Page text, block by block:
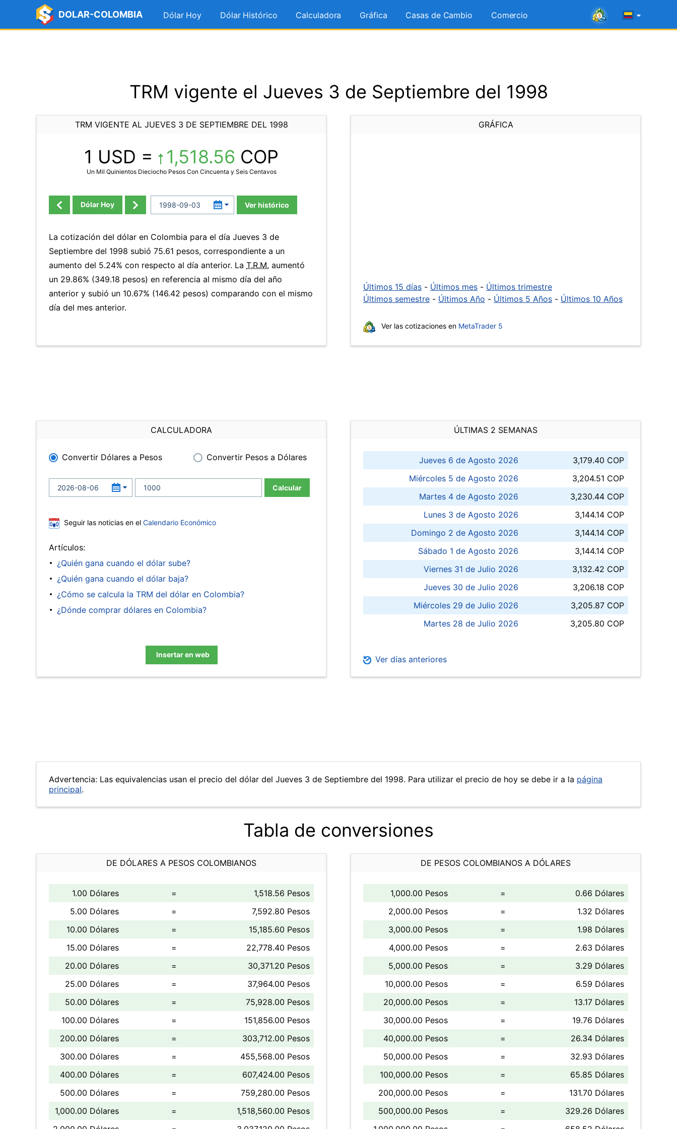
DOLAR-COLOMBIA Dólar Hoy Dólar Histórico Calculadora Gráfica Casas de Cambio Comercio
TRM vigente el Jueves 3 de Septiembre del 1998
TRM VIGENTE AL JUEVES 3 DE SEPTIEMBRE DEL 1998
1 USD = 1,518.56 COP
Un Mil Quinientos Dieciocho Pesos Con Cincuenta y Seis Centavos
Dólar Hoy Ver histórico
La cotización del dólar en Colombia para el día Jueves 3 de
Septiembre del 1998 subió 75.61 pesos, correspondiente a un
aumento del 5.24% con respecto al día anterior. La T.R.M. aumentó
un 29.86% (349.18 pesos) en referencia al mismo día del año
anterior y subió un 10.67% (146.42 pesos) comparando con el mismo
día del mes anterior.
GRÁFICA
Últimos 15 días - Últimos mes - Últimos trimestre
Últimos semestre - Últimos Año - Últimos 5 Años - Últimos 10 Años
Ver las cotizaciones en MetaTrader 5
CALCULADORA
Convertir Dólares a Pesos Convertir Pesos a Dólares
Calcular
Seguir las noticias en el Calendario Económico
Artículos:
¿Quién gana cuando el dólar sube?
¿Quién gana cuando el dólar baja?
¿Cómo se calcula la TRM del dólar en Colombia?
¿Dónde comprar dólares en Colombia?
Insertar en web
ÚLTIMAS 2 SEMANAS
Jueves 6 de Agosto 2026
3,179.40 COP
Miércoles 5 de Agosto 2026
3,204.51 COP
Martes 4 de Agosto 2026
3,230.44 COP
Lunes 3 de Agosto 2026
3,144.14 COP
Domingo 2 de Agosto 2026
3,144.14 COP
Sábado 1 de Agosto 2026
3,144.14 COP
Viernes 31 de Julio 2026
3,132.42 COP
Jueves 30 de Julio 2026
3,206.18 COP
Miércoles 29 de Julio 2026
3,205.87 COP
Martes 28 de Julio 2026
3,205.80 COP
Ver días anteriores
Advertencia: Las equivalencias usan el precio del dólar del Jueves 3 de Septiembre del 1998. Para utilizar el precio de hoy se debe ir a la página
principal.
Tabla de conversiones
DE DÓLARES A PESOS COLOMBIANOS
1.00 Dólares =
1,518.56 Pesos
5.00 Dólares
=
7,592.80 Pesos
10.00 Dólares
=
15,185.60 Pesos
15.00 Dólares
=
22,778.40 Pesos
20.00 Dólares
=
30,371.20 Pesos
25.00 Dólares
=
37,964.00 Pesos
50.00 Dólares
=
75,928.00 Pesos
100.00 Dólares
=
151,856.00 Pesos
200.00 Dólares
=
303,712.00 Pesos
300.00 Dólares
=
455,568.00 Pesos
400.00 Dólares
=
607,424.00 Pesos
500.00 Dólares
=
759,280.00 Pesos
1,000.00 Dólares
=
1,518,560.00 Pesos
DE PESOS COLOMBIANOS A DÓLARES
1,000.00 Pesos =
0.66 Dólares
2,000.00 Pesos
=
1.32 Dólares
3,000.00 Pesos
=
1.98 Dólares
4,000.00 Pesos
=
2.63 Dólares
5,000.00 Pesos
=
3.29 Dólares
10,000.00 Pesos
=
6.59 Dólares
20,000.00 Pesos
=
13.17 Dólares
30,000.00 Pesos
=
19.76 Dólares
40,000.00 Pesos
=
26.34 Dólares
50,000.00 Pesos
=
32.93 Dólares
100,000.00 Pesos
=
65.85 Dólares
200,000.00 Pesos
=
131.70 Dólares
500,000.00 Pesos
=
329.26 Dólares